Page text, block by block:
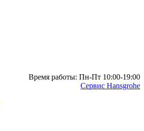
Время работы: Пн-Пт 10:00-19:00
Сервис Hansgrohe